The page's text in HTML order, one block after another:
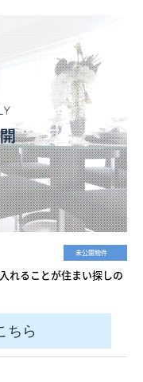
未公開物件
れることが住まい探しの
ちら